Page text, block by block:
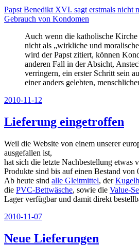
Papst Benedikt XVI. sagt erstmals nicht
Gebrauch von Kondomen
Auch wenn die katholische
nicht als „wirkliche und
wird der Papst zitiert, können
anderen Fall in der Absicht,
verringern, ein erster Schritt sein
einer anders gelebten,
Veröffentlicht
2010-11-12
Lieferung eingetroffen
Weil die Website von einem unserer
ausgefallen ist,
hat sich die letzte Nachbestellung etwas
Produkte sind bis auf einen Bestand von
Ab heute sind alle Gleitmittel, der
die PVC-Bettwäsche, sowie die Value-
Lager verfügbar und damit direkt
Veröffentlicht
2010-11-07
Neue Lieferungen